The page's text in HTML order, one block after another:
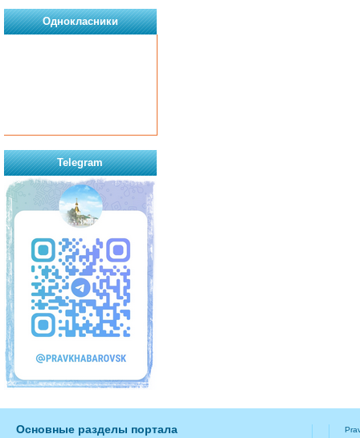
Однокласники
Telegram
Основные разделы портала